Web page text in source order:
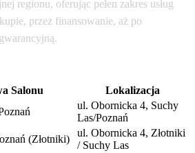
regionu, oferując pełen zakres usług
przez finansowanie, aż po
Salonu
Lokalizacja
ul. Obornicka 4, Suchy
Las/Poznań
(Złotniki)
ul. Obornicka 4, Złotniki
/ Suchy Las